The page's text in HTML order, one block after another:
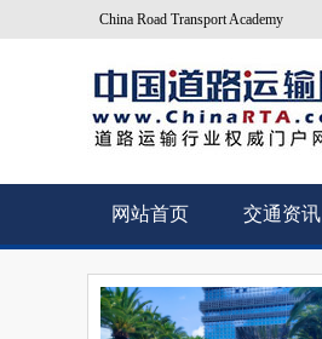
China Road Transport Academy
网站首页 交通资讯